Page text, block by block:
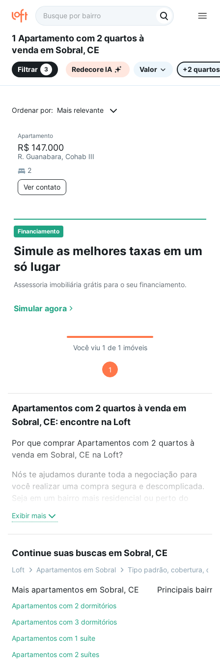
1 Apartamento com 2 quartos à
venda em Sobral, CE
Filtrar 3 Redecore IA Valor +2 quartos
Ordenar por: Mais relevante
Financiamento
Simule as melhores taxas em um
só lugar
Assessoria imobiliária grátis para o seu financiamento.
Simular agora
Apartamento
R$ 147.000
R. Guanabara, Cohab III
2
Ver contato
Você viu 1 de 1 imóveis
1
Apartamentos com 2 quartos à venda em
Sobral, CE: encontre na Loft
Por que comprar Apartamentos com 2 quartos à
venda em Sobral, CE na Loft?
Nós te ajudamos durante toda a negociação para
você realizar uma compra segura e descomplicada.
Seja em um bairro mais residencial ou perto do
oferta ideal de Apartamentos com 2 quartos à
venda em Sobral, CE para conquistar seu sonho.
é grátis, sem compromisso e você ainda conta com
mais de 46 mil corretores e imobiliárias te ajudando
Como escolher um imóvel?
Use barra de busca no topo para pesquisar por
também pode usar os filtros como quantidade de
quartos, suítes, com ou sem vaga de garagem para
Exibir mais
Continue suas buscas em Sobral, CE
Loft Apartamentos em Sobral Tipo padrão, cobertura,
Mais apartamentos em Sobral, CE
Apartamentos com 2 dormitórios
Apartamentos com 3 dormitórios
Apartamentos com 1 suíte
Apartamentos com 2 suítes
Principais